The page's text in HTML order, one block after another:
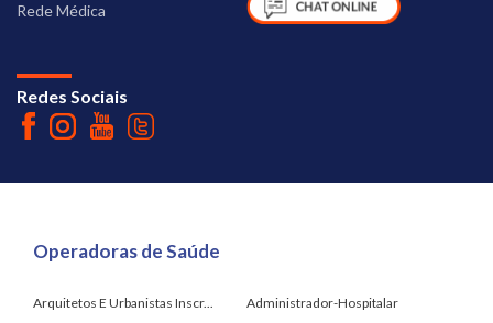
Rede Médica
Redes Sociais
Operadoras de Saúde
Arquitetos E Urbanistas Inscr...
Administrador-Hospitalar